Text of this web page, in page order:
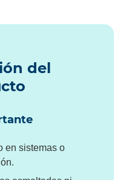
del
en sistemas o